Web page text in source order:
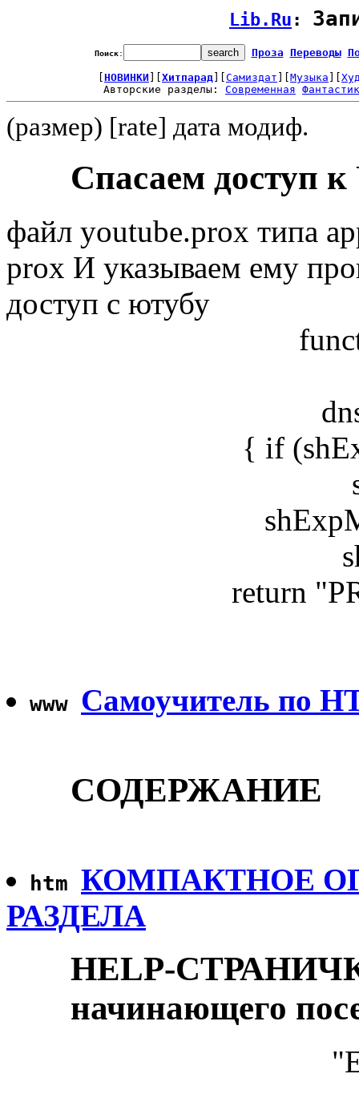
Lib.Ru :
Поиск: Проза Переводы
НОВИНКИ Хитпарад Самиздат Музыка
Авторские разделы: Современная
(размер) [rate] дата модиф.
Спасаем доступ к
файл youtube.prox типа
prox И указываем ему
доступ с ютубу
{ if
return
www Самоучитель по
СОДЕРЖАНИЕ
htm КОМПАКТНОЕ
РАЗДЕЛА
HELP-
начинающего